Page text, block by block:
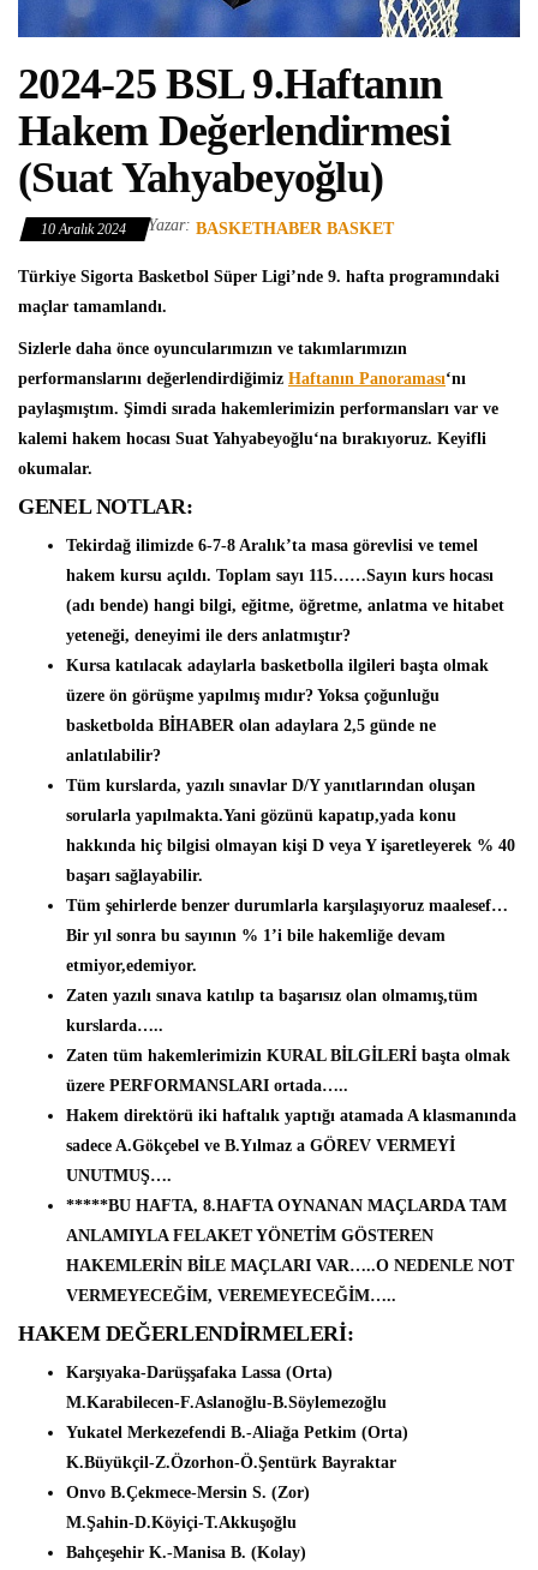
2024-25 BSL 9.Haftanın
Hakem Değerlendirmesi
(Suat Yahyabeyoğlu)
10 Aralık 2024 Yazar: BASKETHABER BASKET
Türkiye Sigorta Basketbol Süper Ligi’nde 9. hafta programındaki
maçlar tamamlandı.
Sizlerle daha önce oyuncularımızın ve takımlarımızın
performanslarını değerlendirdiğimiz Haftanın Panoraması‘nı
paylaşmıştım. Şimdi sırada hakemlerimizin performansları var ve
kalemi hakem hocası Suat Yahyabeyoğlu‘na bırakıyoruz. Keyifli
okumalar.
GENEL NOTLAR:
Tekirdağ ilimizde 6-7-8 Aralık’ta masa görevlisi ve temel
hakem kursu açıldı. Toplam sayı 115……Sayın kurs hocası
(adı bende) hangi bilgi, eğitme, öğretme, anlatma ve hitabet
yeteneği, deneyimi ile ders anlatmıştır?
Kursa katılacak adaylarla basketbolla ilgileri başta olmak
üzere ön görüşme yapılmış mıdır? Yoksa çoğunluğu
basketbolda BİHABER olan adaylara 2,5 günde ne
anlatılabilir?
Tüm kurslarda, yazılı sınavlar D/Y yanıtlarından oluşan
sorularla yapılmakta.Yani gözünü kapatıp,yada konu
hakkında hiç bilgisi olmayan kişi D veya Y işaretleyerek % 40
başarı sağlayabilir.
Tüm şehirlerde benzer durumlarla karşılaşıyoruz maalesef…
Bir yıl sonra bu sayının % 1’i bile hakemliğe devam
etmiyor,edemiyor.
Zaten yazılı sınava katılıp ta başarısız olan olmamış,tüm
kurslarda…..
Zaten tüm hakemlerimizin KURAL BİLGİLERİ başta olmak
üzere PERFORMANSLARI ortada…..
Hakem direktörü iki haftalık yaptığı atamada A klasmanında
sadece A.Gökçebel ve B.Yılmaz a GÖREV VERMEYİ
UNUTMUŞ….
*****BU HAFTA, 8.HAFTA OYNANAN MAÇLARDA TAM
ANLAMIYLA FELAKET YÖNETİM GÖSTEREN
HAKEMLERİN BİLE MAÇLARI VAR…..O NEDENLE NOT
VERMEYECEĞİM, VEREMEYECEĞİM…..
HAKEM DEĞERLENDİRMELERİ:
Karşıyaka-Darüşşafaka Lassa (Orta)
M.Karabilecen-F.Aslanoğlu-B.Söylemezoğlu
Yukatel Merkezefendi B.-Aliağa Petkim (Orta)
K.Büyükçil-Z.Özorhon-Ö.Şentürk Bayraktar
Onvo B.Çekmece-Mersin S. (Zor)
M.Şahin-D.Köyiçi-T.Akkuşoğlu
Bahçeşehir K.-Manisa B. (Kolay)